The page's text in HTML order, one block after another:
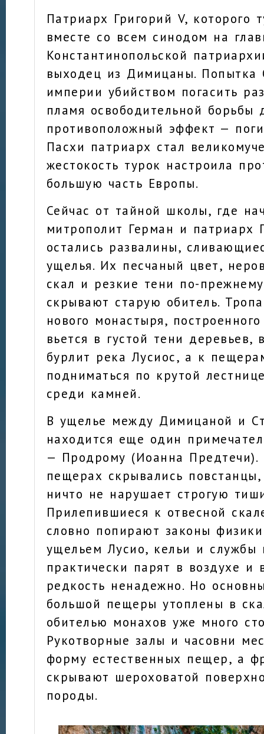
Патриарх Григорий V, которого
вместе со всем синодом на
Константинопольской
выходец из Димицаны. Попытка
империи убийством погасить
пламя освободительной борьбы
противоположный эффект —
Пасхи патриарх стал
жестокость турок настроила
большую часть Европы.
Сейчас от тайной школы, где
митрополит Герман и патриарх
остались развалины,
ущелья. Их песчаный цвет,
скал и резкие тени по-
скрывают старую обитель.
нового монастыря,
вьется в густой тени деревьев,
бурлит река Лусиос, а к
подниматься по крутой
среди камней.
В ущелье между Димицаной и
находится еще один
— Продрому (Иоанна Предтечи).
пещерах скрывались
ничто не нарушает строгую
Прилепившиеся к отвесной
словно попирают законы
ущельем Лусио, кельи и службы
практически парят в воздухе и
редкость ненадежно. Но
большой пещеры утоплены в
обителью монахов уже много
Рукотворные залы и часовни
форму естественных пещер, а
скрывают шероховатой
породы.